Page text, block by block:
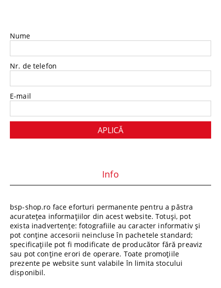
Nume
Nr. de telefon
E-mail
Info
bsp-shop.ro face eforturi permanente pentru a păstra
acuratețea informațiilor din acest website. Totuși, pot
exista inadvertențe: fotografiile au caracter informativ și
pot conține accesorii neincluse în pachetele standard;
specificațiile pot fi modificate de producător fără preaviz
sau pot conține erori de operare. Toate promoțiile
prezente pe website sunt valabile în limita stocului
disponibil.